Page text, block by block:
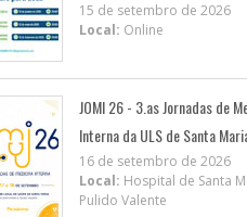
15 de setembro de 2026
Local: Online
JOMI 26 - 3.as Jornadas de
Interna da ULS de Santa
16 de setembro de 2026
Local: Hospital de Santa
Pulido Valente